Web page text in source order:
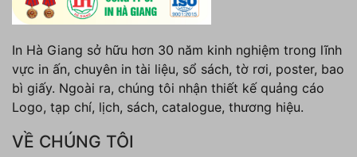
In Hà Giang sở hữu hơn 30 năm kinh nghiệm trong lĩnh
vực in ấn, chuyên in tài liệu, sổ sách, tờ rơi, poster, bao
bì giấy. Ngoài ra, chúng tôi nhận thiết kế quảng cáo
Logo, tạp chí, lịch, sách, catalogue, thương hiệu.
VỀ CHÚNG TÔI